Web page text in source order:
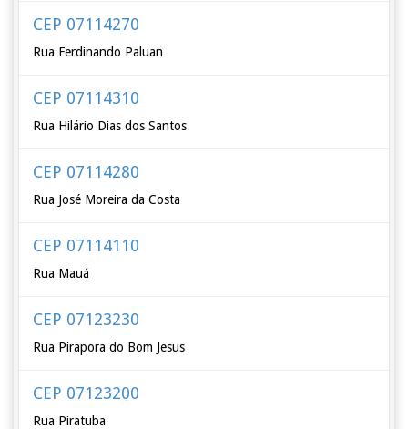
CEP 07114270
Rua Ferdinando Paluan
CEP 07114310
Rua Hilário Dias dos Santos
CEP 07114280
Rua José Moreira da Costa
CEP 07114110
Rua Mauá
CEP 07123230
Rua Pirapora do Bom Jesus
CEP 07123200
Rua Piratuba